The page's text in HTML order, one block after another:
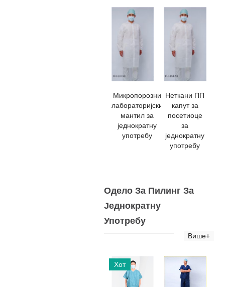
Микропорозни
лабораторијски
мантил за
једнократну
употребу
Неткани ПП
капут за
посетиоце
за
једнократну
употребу
Одело За Пилинг За
Једнократну
Употребу
Више+
Хот